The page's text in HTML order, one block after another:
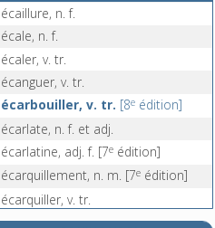
écaillure, n. f.
écale, n. f.
écaler, v. tr.
écanguer, v. tr.
écarbouiller, v. tr. [8e édition]
écarlate, n. f. et adj.
écarlatine, adj. f. [7e édition]
écarquillement, n. m. [7e édition]
écarquiller, v. tr.
écart [I], n. m.